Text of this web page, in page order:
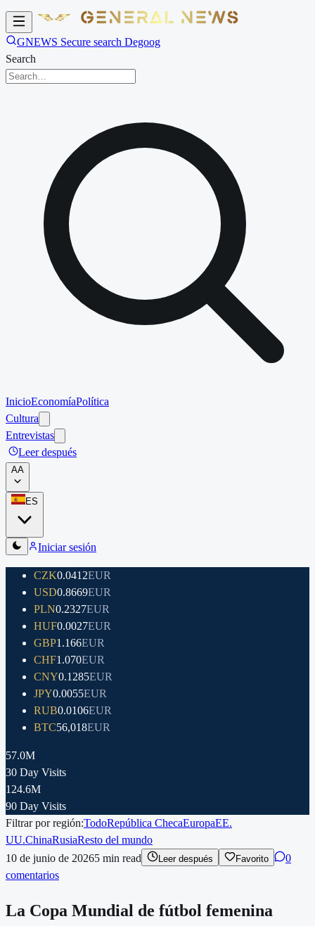
GNEWS Secure search Degoog
Search
InicioEconomíaPolítica
Cultura
Entrevistas
Leer después
AA
ES
Iniciar sesión
CZK0.0412EUR
USD0.8669EUR
PLN0.2327EUR
HUF0.0027EUR
GBP1.166EUR
CHF1.070EUR
CNY0.1285EUR
JPY0.0055EUR
RUB0.0106EUR
BTC56,018EUR
57.0M
30 Day Visits
124.6M
90 Day Visits
Filtrar por región:TodoRepública ChecaEuropaEE.
UU.ChinaRusiaResto del mundo
10 de junio de 20265 min read Leer después Favorito
0
comentarios
La Copa Mundial de fútbol femenina